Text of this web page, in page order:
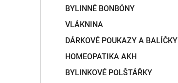
BYLINNÉ BONBÓNY
VLÁKNINA
DÁRKOVÉ POUKAZY A BALÍČKY
HOMEOPATIKA AKH
BYLINKOVÉ POLŠTÁŘKY